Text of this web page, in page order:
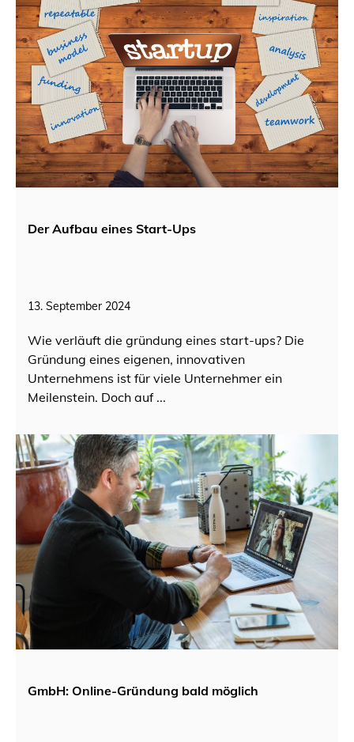
Der Aufbau eines Start-Ups
13. September 2024
Wie verläuft die gründung eines start-ups? Die
Gründung eines eigenen, innovativen
Unternehmens ist für viele Unternehmer ein
Meilenstein. Doch auf ...
GmbH: Online-Gründung bald möglich